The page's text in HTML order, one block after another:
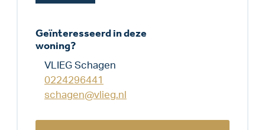
Geïnteresseerd in deze
woning?
VLIEG Schagen
0224296441
schagen@vlieg.nl